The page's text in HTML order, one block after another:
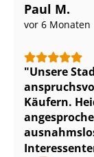
Paul M.
vor 6 Monaten
Unsere
Käufern.